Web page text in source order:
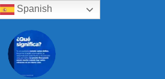
Spanish